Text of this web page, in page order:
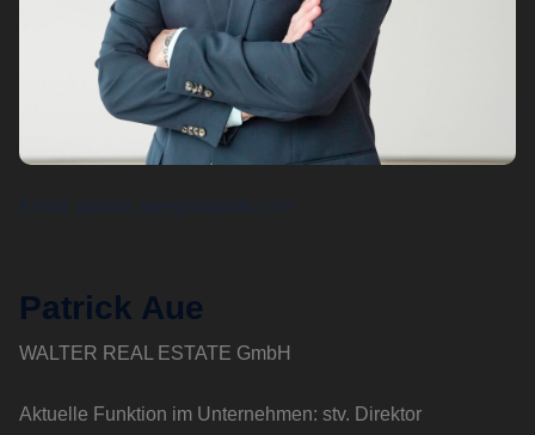
Patrick Aue
WALTER REAL ESTATE GmbH
Aktuelle Funktion im Unternehmen: stv. Direktor